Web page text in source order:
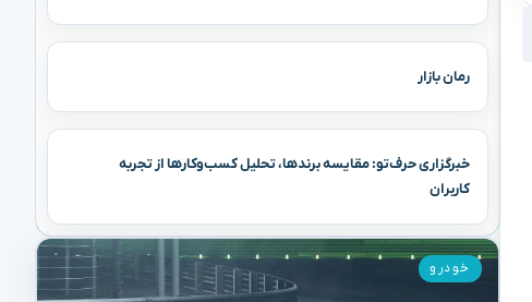
رمان بازار
خبرگزاری حرف‌تو: مقایسه برندها، تحلیل کسب‌وکارها از تجربه
کاربران
خودرو